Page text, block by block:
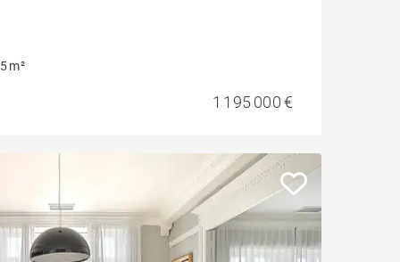
m²
1 195 000 €